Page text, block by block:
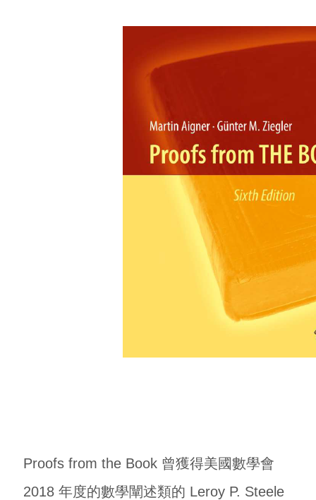
Proofs from the Book 曾獲得美國數學會
2018 年度的數學闡述類的 Leroy P. Steele